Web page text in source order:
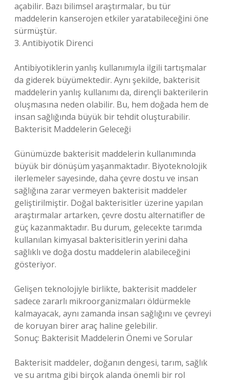
açabilir. Bazı bilimsel araştırmalar, bu tür
maddelerin kanserojen etkiler yaratabileceğini öne
sürmüştür.
3. Antibiyotik Direnci
Antibiyotiklerin yanlış kullanımıyla ilgili tartışmalar
da giderek büyümektedir. Aynı şekilde, bakterisit
maddelerin yanlış kullanımı da, dirençli bakterilerin
oluşmasına neden olabilir. Bu, hem doğada hem de
insan sağlığında büyük bir tehdit oluşturabilir.
Bakterisit Maddelerin Geleceği
Günümüzde bakterisit maddelerin kullanımında
büyük bir dönüşüm yaşanmaktadır. Biyoteknolojik
ilerlemeler sayesinde, daha çevre dostu ve insan
sağlığına zarar vermeyen bakterisit maddeler
geliştirilmiştir. Doğal bakterisitler üzerine yapılan
araştırmalar artarken, çevre dostu alternatifler de
güç kazanmaktadır. Bu durum, gelecekte tarımda
kullanılan kimyasal bakterisitlerin yerini daha
sağlıklı ve doğa dostu maddelerin alabileceğini
gösteriyor.
Gelişen teknolojiyle birlikte, bakterisit maddeler
sadece zararlı mikroorganizmaları öldürmekle
kalmayacak, aynı zamanda insan sağlığını ve çevreyi
de koruyan birer araç haline gelebilir.
Sonuç: Bakterisit Maddelerin Önemi ve Sorular
Bakterisit maddeler, doğanın dengesi, tarım, sağlık
ve su arıtma gibi birçok alanda önemli bir rol